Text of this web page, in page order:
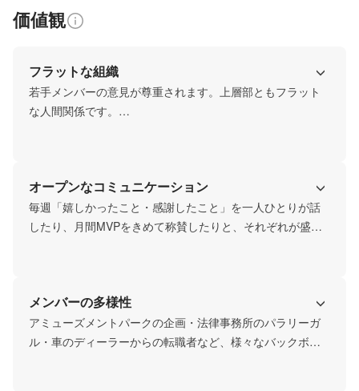
価値観
フラットな組織
若手メンバーの意見が尊重されます。上層部ともフラット
な人間関係です。
オープンなコミュニケーション
毎週「嬉しかったこと・感謝したこと」を一人ひとりが話
したり、月間MVPをきめて称賛したりと、それぞれが盛り
メンバーの多様性
アミューズメントパークの企画・法律事務所のパラリーガ
ル・車のディーラーからの転職者など、様々なバックボー